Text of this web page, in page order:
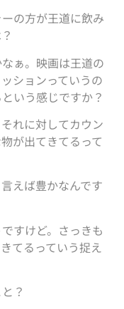
の方が王道に飲み
ぁ。映画は王道の
ションっていうの
いう感じですか？
れに対してカウン
が出てきてるって
えば豊かなんです
すけど。さっきも
てるっていう捉え
？